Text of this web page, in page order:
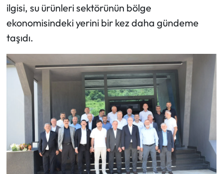
ilgisi, su ürünleri sektörünün bölge
ekonomisindeki yerini bir kez daha gündeme
taşıdı.